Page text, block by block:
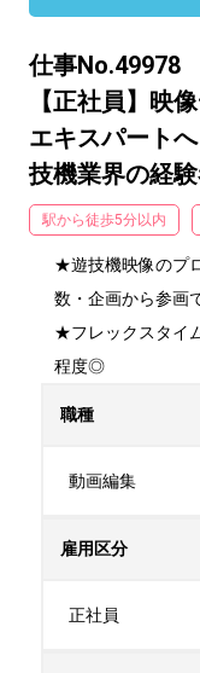
仕事No.49978
【正社員】映
エキスパート
技機業界の経
駅から徒歩5分以内
★遊技機映像のプ
数・企画から参画
★フレックスタイ
程度◎
職種
動画編集
雇用区分
正社員